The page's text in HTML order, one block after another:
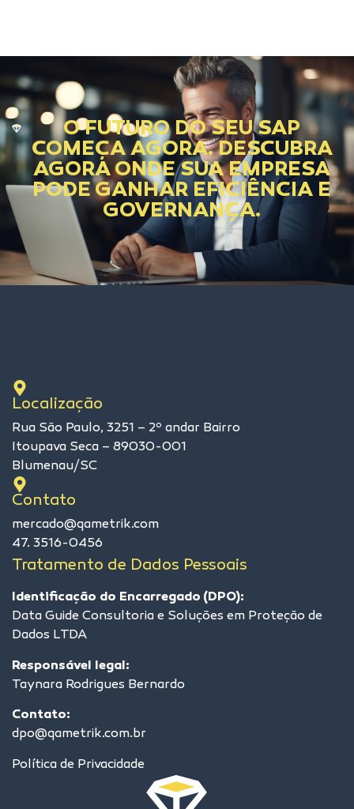
O FUTURO DO SEU SAP
COMEÇA AGORA. DESCUBRA
AGORA ONDE SUA EMPRESA
PODE GANHAR EFICIÊNCIA E
GOVERNANÇA.
Localização
Rua São Paulo, 3251 – 2º andar Bairro
Itoupava Seca – 89030-001
Blumenau/SC
Contato
mercado@qametrik.com
47. 3516-0456
Tratamento de Dados Pessoais
Identificação do Encarregado (DPO):
Data Guide Consultoria e Soluções em Proteção de
Dados LTDA
Responsável legal:
Taynara Rodrigues Bernardo
Contato:
dpo@qametrik.com.br
Política de Privacidade